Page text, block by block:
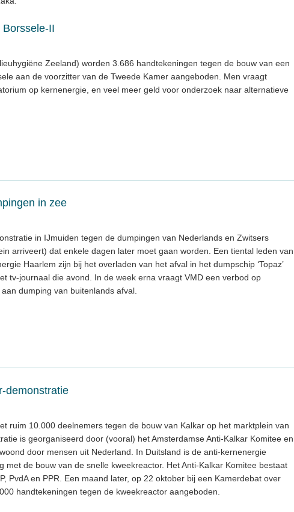
II
Zeeland) worden 3.686 handtekeningen tegen de bouw van een
aan de voorzitter van de Tweede Kamer aangeboden. Men vraagt
op kernenergie, en veel meer geld voor onderzoek naar alternatieve
in zee
in IJmuiden tegen de dumpingen van Nederlands en Zwitsers
arriveert) dat enkele dagen later moet gaan worden. Een tiental leden van
Haarlem zijn bij het overladen van het afval in het dumpschip ‘Topaz’
tv-journaal die avond. In de week erna vraagt VMD een verbod op
dumping van buitenlands afval.
demonstratie
ruim 10.000 deelnemers tegen de bouw van Kalkar op het marktplein van
is georganiseerd door (vooral) het Amsterdamse Anti-Kalkar Komitee en
door mensen uit Nederland. In Duitsland is de anti-kernenergie
met de bouw van de snelle kweekreactor. Het Anti-Kalkar Komitee bestaat
PvdA en PPR. Een maand later, op 22 oktober bij een Kamerdebat over
handtekeningen tegen de kweekreactor aangeboden.